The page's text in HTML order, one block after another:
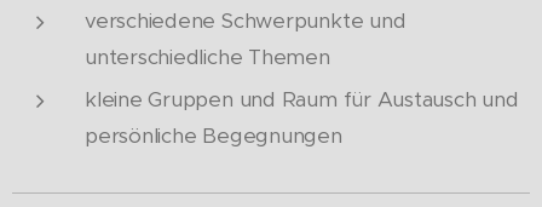
verschiedene Schwerpunkte und
unterschiedliche Themen
kleine Gruppen und Raum für Austausch und
persönliche Begegnungen